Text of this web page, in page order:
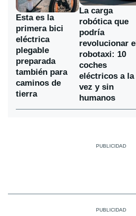
Esta es la
primera bici
eléctrica
plegable
preparada
también para
caminos de
tierra
La carga
robótica que
podría
revolucionar el
robotaxi: 10
coches
eléctricos a la
vez y sin
humanos